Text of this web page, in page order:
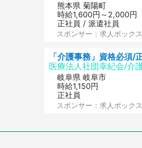
熊本県 菊陽町
時給1,600円～2,000円
正社員 / 派遣社員
スポンサー：求人ボックス
岐阜県 岐阜市
時給1,150円
正社員
スポンサー：求人ボックス